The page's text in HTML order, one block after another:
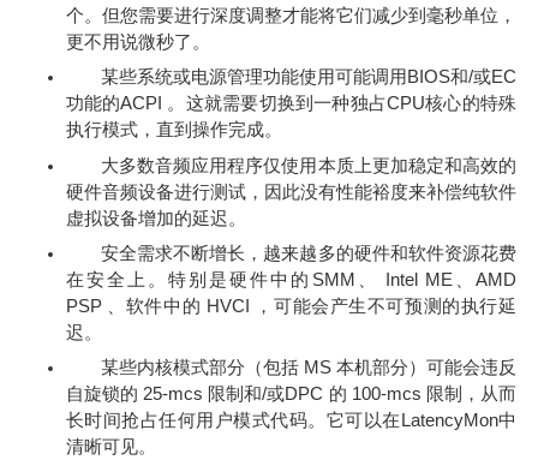
个。但您需要进行深度调整才能将它们减少到毫秒单位，
更不用说微秒了。
某些系统或电源管理功能使用可能调用BIOS和/或EC
功能的ACPI 。这就需要切换到一种独占CPU核心的特殊
执行模式，直到操作完成。
大多数音频应用程序仅使用本质上更加稳定和高效的
硬件音频设备进行测试，因此没有性能裕度来补偿纯软件
虚拟设备增加的延迟。
安全需求不断增长，越来越多的硬件和软件资源花费
在安全上。特别是硬件中的SMM、 Intel ME、AMD
PSP 、软件中的 HVCI ，可能会产生不可预测的执行延
迟。
某些内核模式部分（包括 MS 本机部分）可能会违反
自旋锁的 25-mcs 限制和/或DPC 的 100-mcs 限制，从而
长时间抢占任何用户模式代码。它可以在LatencyMon中
清晰可见。